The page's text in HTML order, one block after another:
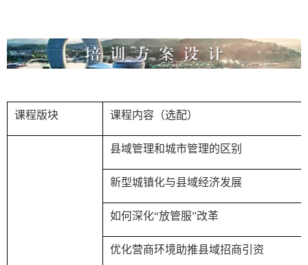
课程版块 课程内容（选配）
县域管理和城市管理的区别
新型城镇化与县域经济发展
如何深化“放管服”改革
优化营商环境助推县域招商引资